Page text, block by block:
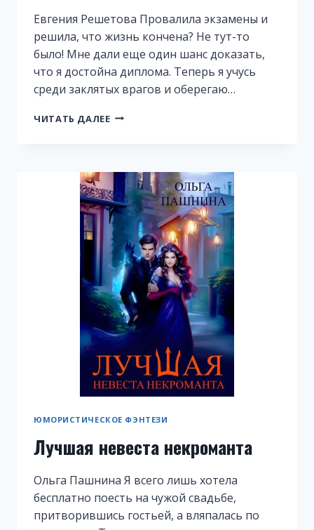
Евгения Решетова Провалила экзамены и
решила, что жизнь кончена? Не тут-то
было! Мне дали еще один шанс доказать,
что я достойна диплома. Теперь я учусь
среди заклятых врагов и оберегаю…
ЧИТАТЬ ДАЛЕЕ АКАДЕМИЯ
ТЕБЯ
СПАСАТЬ
ЮМОРИСТИЧЕСКОЕ ФЭНТЕЗИ
Лучшая невеста некроманта
Ольга Пашнина Я всего лишь хотела
бесплатно поесть на чужой свадьбе,
притворившись гостьей, а вляпалась по